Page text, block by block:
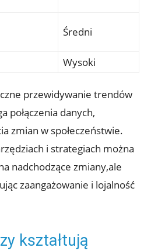
Średni
Wysoki
przewidywanie trendów
połączenia danych,
zmian w społeczeństwie.
i strategiach można
nadchodzące zmiany,ale
zaangażowanie i lojalność
kształtują